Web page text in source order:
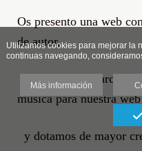
Os presento una web
de autor,
http://
música para nuestra web
y dotamos de mayor
Utilizamos cookies para mejorar la
continuas navegando,
Más información